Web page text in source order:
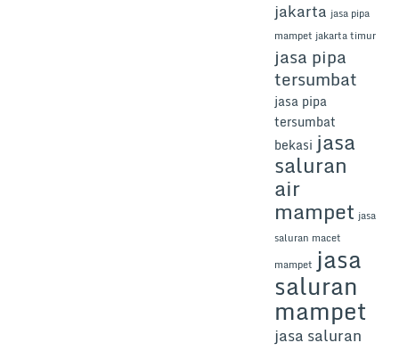
jakarta jasa pipa
mampet jakarta timur
jasa pipa
tersumbat
jasa pipa
tersumbat
bekasi jasa
saluran
air
mampet jasa
saluran macet
mampet jasa
saluran
mampet
jasa saluran